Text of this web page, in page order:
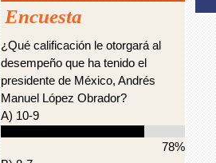
Encuesta
¿Qué calificación le otorgará al
desempeño que ha tenido el
presidente de México, Andrés
Manuel López Obrador?
A) 10-9
78%